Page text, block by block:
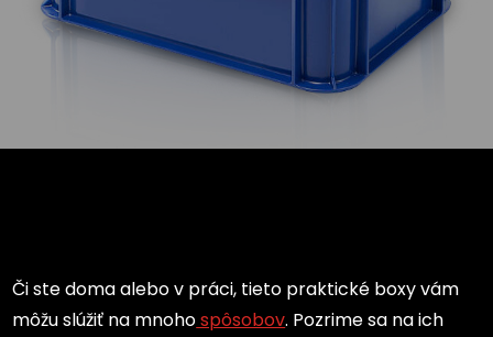
Či ste doma alebo v práci, tieto praktické boxy vám
môžu slúžiť na mnohospôsobov. Pozrime sa na ich